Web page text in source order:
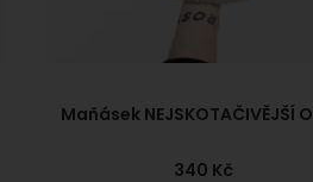
Maňásek NEJSKOTAČIVĚJŠÍ
340 Kč